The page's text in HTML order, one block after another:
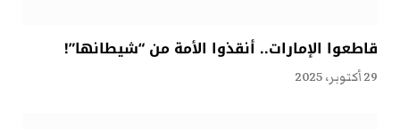
قاطعوا الإمارات.. أنقذوا الأمة من “شيطانها”!
29 أكتوبر، 2025